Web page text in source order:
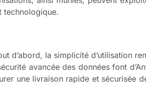
technologique.
d’abord, la simplicité d’utilisation
avancée des données font
une livraison rapide et sécurisée